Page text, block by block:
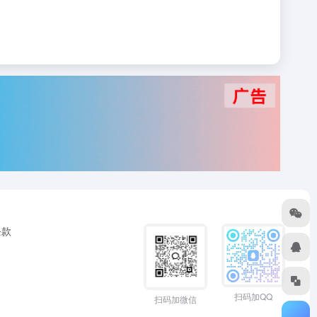
扫码加微信 扫码加QQ